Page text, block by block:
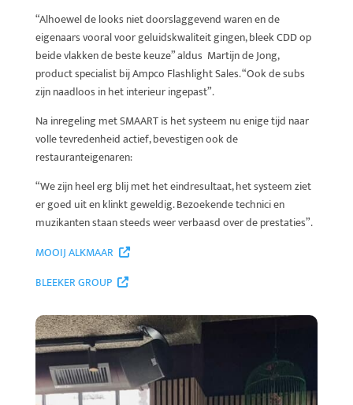
“Alhoewel de looks niet doorslaggevend waren en de
eigenaars vooral voor geluidskwaliteit gingen, bleek CDD op
beide vlakken de beste keuze” aldus Martijn de Jong,
product specialist bij Ampco Flashlight Sales. “Ook de subs
zijn naadloos in het interieur ingepast”.
Na inregeling met SMAART is het systeem nu enige tijd naar
volle tevredenheid actief, bevestigen ook de
restauranteigenaren:
“We zijn heel erg blij met het eindresultaat, het systeem ziet
er goed uit en klinkt geweldig. Bezoekende technici en
muzikanten staan steeds weer verbaasd over de prestaties”.
MOOIJ ALKMAAR
BLEEKER GROUP